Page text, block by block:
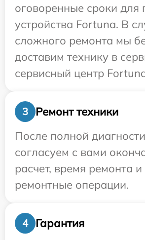
оговоренные сроки для
устройства Fortuna. В
сложного ремонта мы
доставим технику в
сервисный центр
3
Ремонт техники
После полной
согласуем с вами
расчет, время ремонта
ремонтные операции.
4
Гарантия